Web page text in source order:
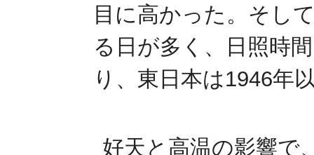
目に高かった。そし
る日が多く、日照時
り、東日本は1946年
好天と高温の影響で